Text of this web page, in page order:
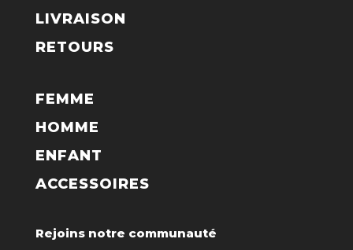
LIVRAISON
RETOURS
FEMME
HOMME
ENFANT
ACCESSOIRES
Rejoins notre communauté